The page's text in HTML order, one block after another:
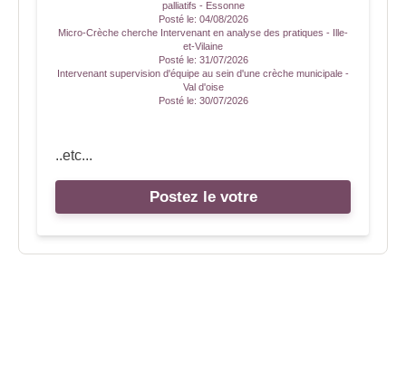
palliatifs - Essonne
Posté le: 04/08/2026
Micro-Crèche cherche Intervenant en analyse des pratiques - Ille-
et-Vilaine
Posté le: 31/07/2026
Intervenant supervision d'équipe au sein d'une crèche municipale -
Val d'oise
Posté le: 30/07/2026
..etc...
Postez le votre